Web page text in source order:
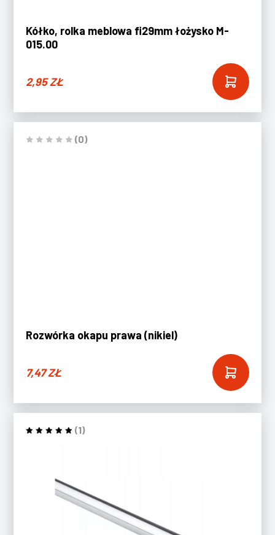
Kółko, rolka meblowa fi29mm łożysko M-
015.00
2,95ZŁ
(0)
Rozwórka okapu prawa (nikiel)
7,47ZŁ
(1)